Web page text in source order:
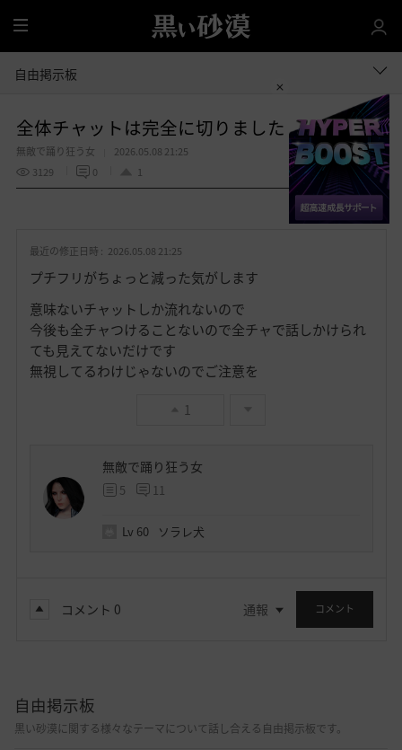
全
体
自由掲示板
全体チャットは完全に切りました
無敵で踊り狂う女
2026.05.08 21:25
3129
0 1
お 共有する
最近の修正日時 : 2026.05.08 21:25
プチフリがちょっと減った気がします
意味ないチャットしか流れないので
今後も全チャつけることないので全チャで話しかけられ
ても見えてないだけです
無視してるわけじゃないのでご注意を
1
無敵で踊り狂う女
5 11
Lv 60 ソラレ犬
コメント 0 通報 コメント
自由掲示板
黒い砂漠に関する様々なテーマについて話し合える自由掲示板です。